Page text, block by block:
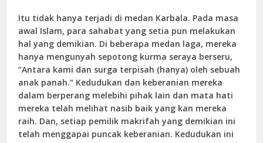
Itu tidak hanya terjadi di medan Karbala. Pada masa
awal Islam, para sahabat yang setia pun melakukan
hal yang demikian. Di beberapa medan laga, mereka
hanya mengunyah sepotong kurma seraya berseru,
“Antara kami dan surga terpisah (hanya) oleh sebuah
anak panah.” Kedudukan dan keberanian mereka
dalam berperang melebihi pihak lain dan mata hati
mereka telah melihat nasib baik yang kan mereka
raih. Dan, setiap pemilik makrifah yang demikian ini
telah menggapai puncak keberanian. Kedudukan ini